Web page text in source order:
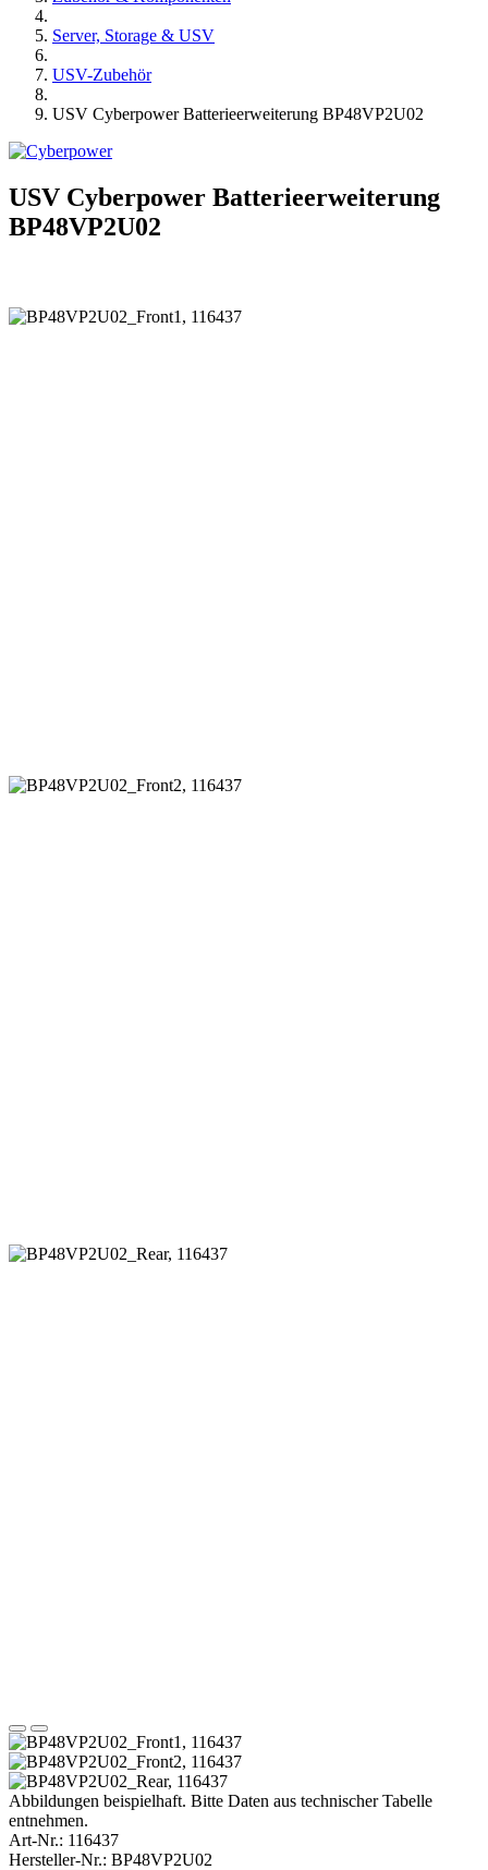
Server, Storage & USV
USV-Zubehör
USV Cyberpower Batterieerweiterung BP48VP2U02
USV Cyberpower Batterieerweiterung
BP48VP2U02
Abbildungen beispielhaft. Bitte Daten aus technischer Tabelle
entnehmen.
Art-Nr.: 116437
Hersteller-Nr.: BP48VP2U02